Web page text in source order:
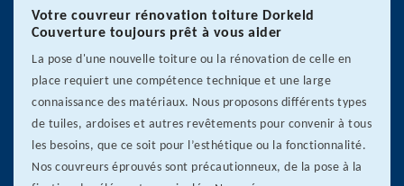
Votre couvreur rénovation toiture Dorkeld
Couverture toujours prêt à vous aider
La pose d'une nouvelle toiture ou la rénovation de celle en
place requiert une compétence technique et une large
connaissance des matériaux. Nous proposons différents types
de tuiles, ardoises et autres revêtements pour convenir à tous
les besoins, que ce soit pour l’esthétique ou la fonctionnalité.
Nos couvreurs éprouvés sont précautionneux, de la pose à la